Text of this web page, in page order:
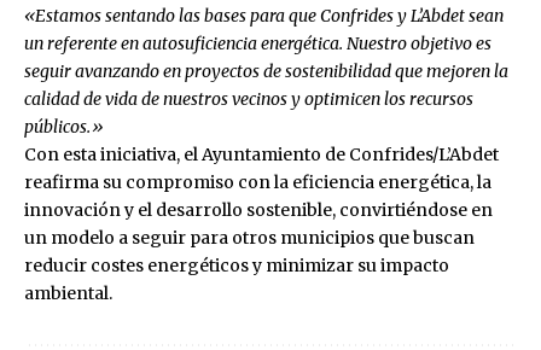
«Estamos sentando las bases para que Confrides y L’Abdet sean
un referente en autosuficiencia energética. Nuestro objetivo es
seguir avanzando en proyectos de sostenibilidad que mejoren la
calidad de vida de nuestros vecinos y optimicen los recursos
públicos.»
Con esta iniciativa, el Ayuntamiento de Confrides/L’Abdet
reafirma su compromiso con la eficiencia energética, la
innovación y el desarrollo sostenible, convirtiéndose en
un modelo a seguir para otros municipios que buscan
reducir costes energéticos y minimizar su impacto
ambiental.